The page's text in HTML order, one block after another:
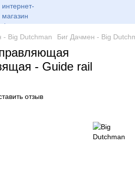
- Big Dutchman Биг Дачмен - Big
- Guide rail
отзыв